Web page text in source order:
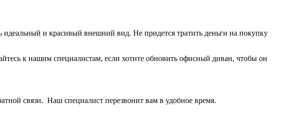
и красивый внешний вид. Не придется тратить деньги на покупку
к нашим специалистам, если хотите обновить офисный диван, чтобы он
связи. Наш специалист перезвонит вам в удобное время.